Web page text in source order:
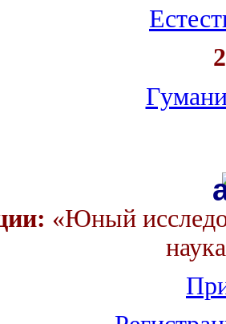
«Юный